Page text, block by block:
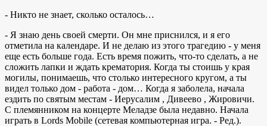
- Никто не знает, сколько осталось…
- Я знаю день своей смерти. Он мне приснился, и я его
отметила на календаре. И не делаю из этого трагедию - у меня
еще есть больше года. Есть время пожить, что-то сделать, а не
сложить лапки и ждать крематория. Когда ты стоишь у края
могилы, понимаешь, что столько интересного кругом, а ты
видел только дом - работа - дом… Когда я заболела, начала
ездить по святым местам - Иерусалим , Дивеево , Жировичи.
С племянником на концерте Меладзе была недавно. Начала
играть в Lords Mobile (сетевая компьютерная игра. - Ред.).